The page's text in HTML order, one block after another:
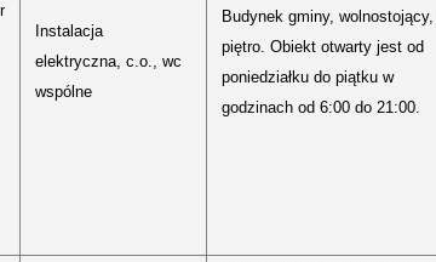
Instalacja
elektryczna, c.o., wc
wspólne
Budynek gminy, wolnostojący, I
piętro. Obiekt otwarty jest od
poniedziałku do piątku w
godzinach od 6:00 do 21:00.